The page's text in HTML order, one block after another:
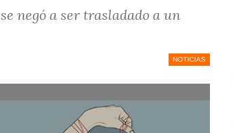
negó a ser trasladado a un
NOTICIAS